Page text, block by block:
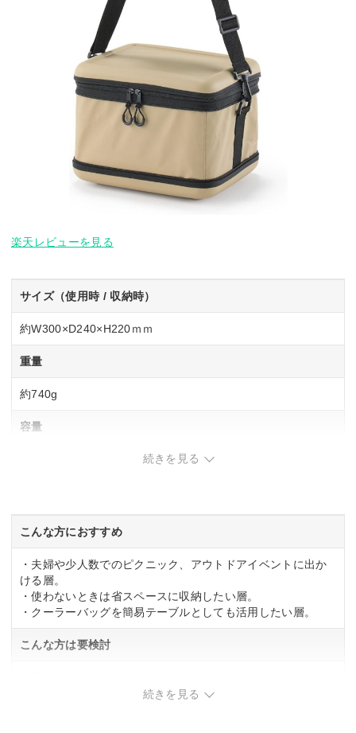
楽天レビューを見る
サイズ（使用時 / 収納時）
約W300×D240×H220ｍｍ
重量
約740g
容量
天板・底板：ポリエチレン 表地：ポリエステル 内側：
EVA樹脂
続きを見る
こんな方におすすめ
・夫婦や少人数でのピクニック、アウトドアイベントに出か
ける層。
・使わないときは省スペースに収納したい層。
・クーラーバッグを簡易テーブルとしても活用したい層。
こんな方は要検討
続きを見る